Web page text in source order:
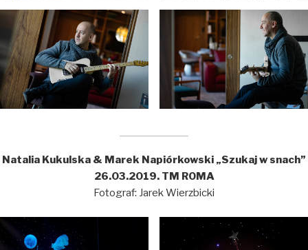
Natalia Kukulska & Marek Napiórkowski „Szukaj w snach”
26.03.2019. TM ROMA
Fotograf: Jarek Wierzbicki